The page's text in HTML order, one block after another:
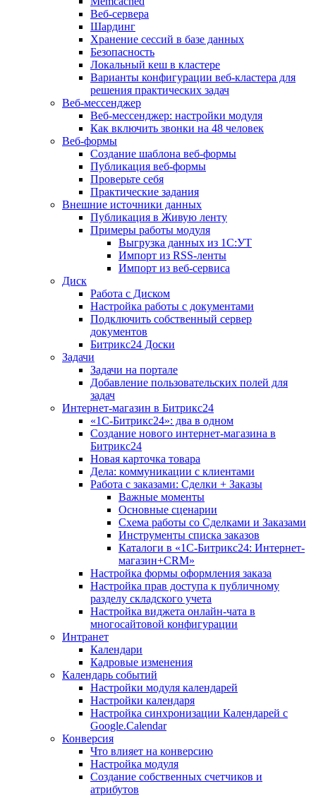
Веб-сервера
Шардинг
Хранение сессий в базе данных
Безопасность
Локальный кеш в кластере
Варианты конфигурации веб-кластера для
решения практических задач
Веб-мессенджер
Веб-мессенджер: настройки модуля
Как включить звонки на 48 человек
Веб-формы
Создание шаблона веб-формы
Публикация веб-формы
Проверьте себя
Практические задания
Внешние источники данных
Публикация в Живую ленту
Примеры работы модуля
Выгрузка данных из 1С:УТ
Импорт из RSS-ленты
Импорт из веб-сервиса
Диск
Работа с Диском
Настройка работы с документами
Подключить собственный сервер
документов
Битрикс24 Доски
Задачи
Задачи на портале
Добавление пользовательских полей для
задач
Интернет-магазин в Битрикс24
«1С-Битрикс24»: два в одном
Создание нового интернет-магазина в
Битрикс24
Новая карточка товара
Дела: коммуникации с клиентами
Работа с заказами: Сделки + Заказы
Важные моменты
Основные сценарии
Схема работы со Сделками и Заказами
Инструменты списка заказов
Каталоги в «1С-Битрикс24: Интернет-
магазин+CRM»
Настройка формы оформления заказа
Настройка прав доступа к публичному
разделу складского учета
Настройка виджета онлайн-чата в
многосайтовой конфигурации
Интранет
Календари
Кадровые изменения
Календарь событий
Настройки модуля календарей
Настройки календаря
Настройка синхронизации Календарей с
Google.Calendar
Конверсия
Что влияет на конверсию
Настройка модуля
Создание собственных счетчиков и
атрибутов